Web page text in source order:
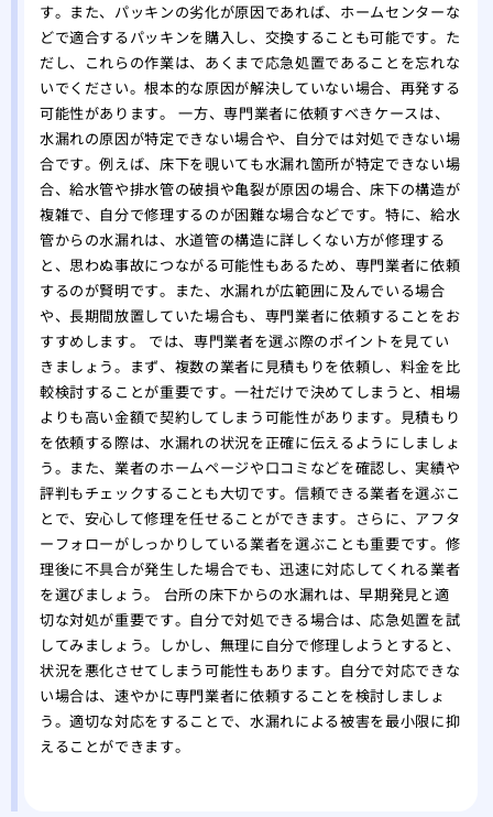
す。また、パッキンの劣化が原因であれば、ホームセンターな
どで適合するパッキンを購入し、交換することも可能です。た
だし、これらの作業は、あくまで応急処置であることを忘れな
いでください。根本的な原因が解決していない場合、再発する
可能性があります。 一方、専門業者に依頼すべきケースは、
水漏れの原因が特定できない場合や、自分では対処できない場
合です。例えば、床下を覗いても水漏れ箇所が特定できない場
合、給水管や排水管の破損や亀裂が原因の場合、床下の構造が
複雑で、自分で修理するのが困難な場合などです。特に、給水
管からの水漏れは、水道管の構造に詳しくない方が修理する
と、思わぬ事故につながる可能性もあるため、専門業者に依頼
するのが賢明です。また、水漏れが広範囲に及んでいる場合
や、長期間放置していた場合も、専門業者に依頼することをお
すすめします。 では、専門業者を選ぶ際のポイントを見てい
きましょう。まず、複数の業者に見積もりを依頼し、料金を比
較検討することが重要です。一社だけで決めてしまうと、相場
よりも高い金額で契約してしまう可能性があります。見積もり
を依頼する際は、水漏れの状況を正確に伝えるようにしましょ
う。また、業者のホームページや口コミなどを確認し、実績や
評判もチェックすることも大切です。信頼できる業者を選ぶこ
とで、安心して修理を任せることができます。さらに、アフタ
ーフォローがしっかりしている業者を選ぶことも重要です。修
理後に不具合が発生した場合でも、迅速に対応してくれる業者
を選びましょう。 台所の床下からの水漏れは、早期発見と適
切な対処が重要です。自分で対処できる場合は、応急処置を試
してみましょう。しかし、無理に自分で修理しようとすると、
状況を悪化させてしまう可能性もあります。自分で対応できな
い場合は、速やかに専門業者に依頼することを検討しましょ
う。適切な対応をすることで、水漏れによる被害を最小限に抑
えることができます。